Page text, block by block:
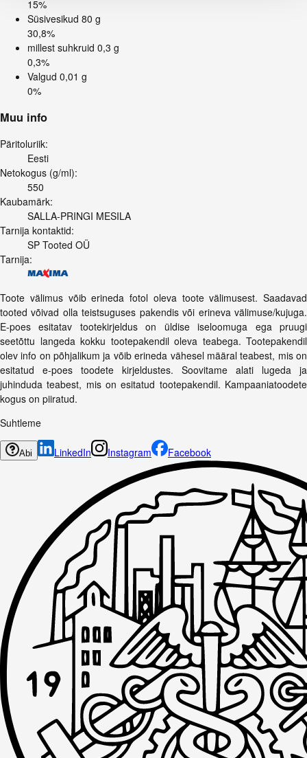
15%
Süsivesikud 80 g
30,8%
millest suhkruid 0,3 g
0,3%
Valgud 0,01 g
0%
Muu info
Päritoluriik:
Eesti
Netokogus (g/ml):
550
Kaubamärk:
SALLA-PRINGI MESILA
Tarnija kontaktid:
SP Tooted OÜ
Tarnija:
Toote välimus võib erineda fotol oleva toote välimusest. Saadavad
tooted võivad olla teistsuguses pakendis või erineva välimuse/kujuga.
E-poes esitatav tootekirjeldus on üldise iseloomuga ega pruugi
seetõttu langeda kokku tootepakendil oleva teabega. Tootepakendil
olev info on põhjalikum ja võib erineda vähesel määral teabest, mis on
esitatud e-poes toodete kirjeldustes. Soovitame alati lugeda ja
juhinduda teabest, mis on esitatud tootepakendil. Kampaaniatoodete
kogus on piiratud.
Suhtleme
Abi LinkedIn Instagram Facebook